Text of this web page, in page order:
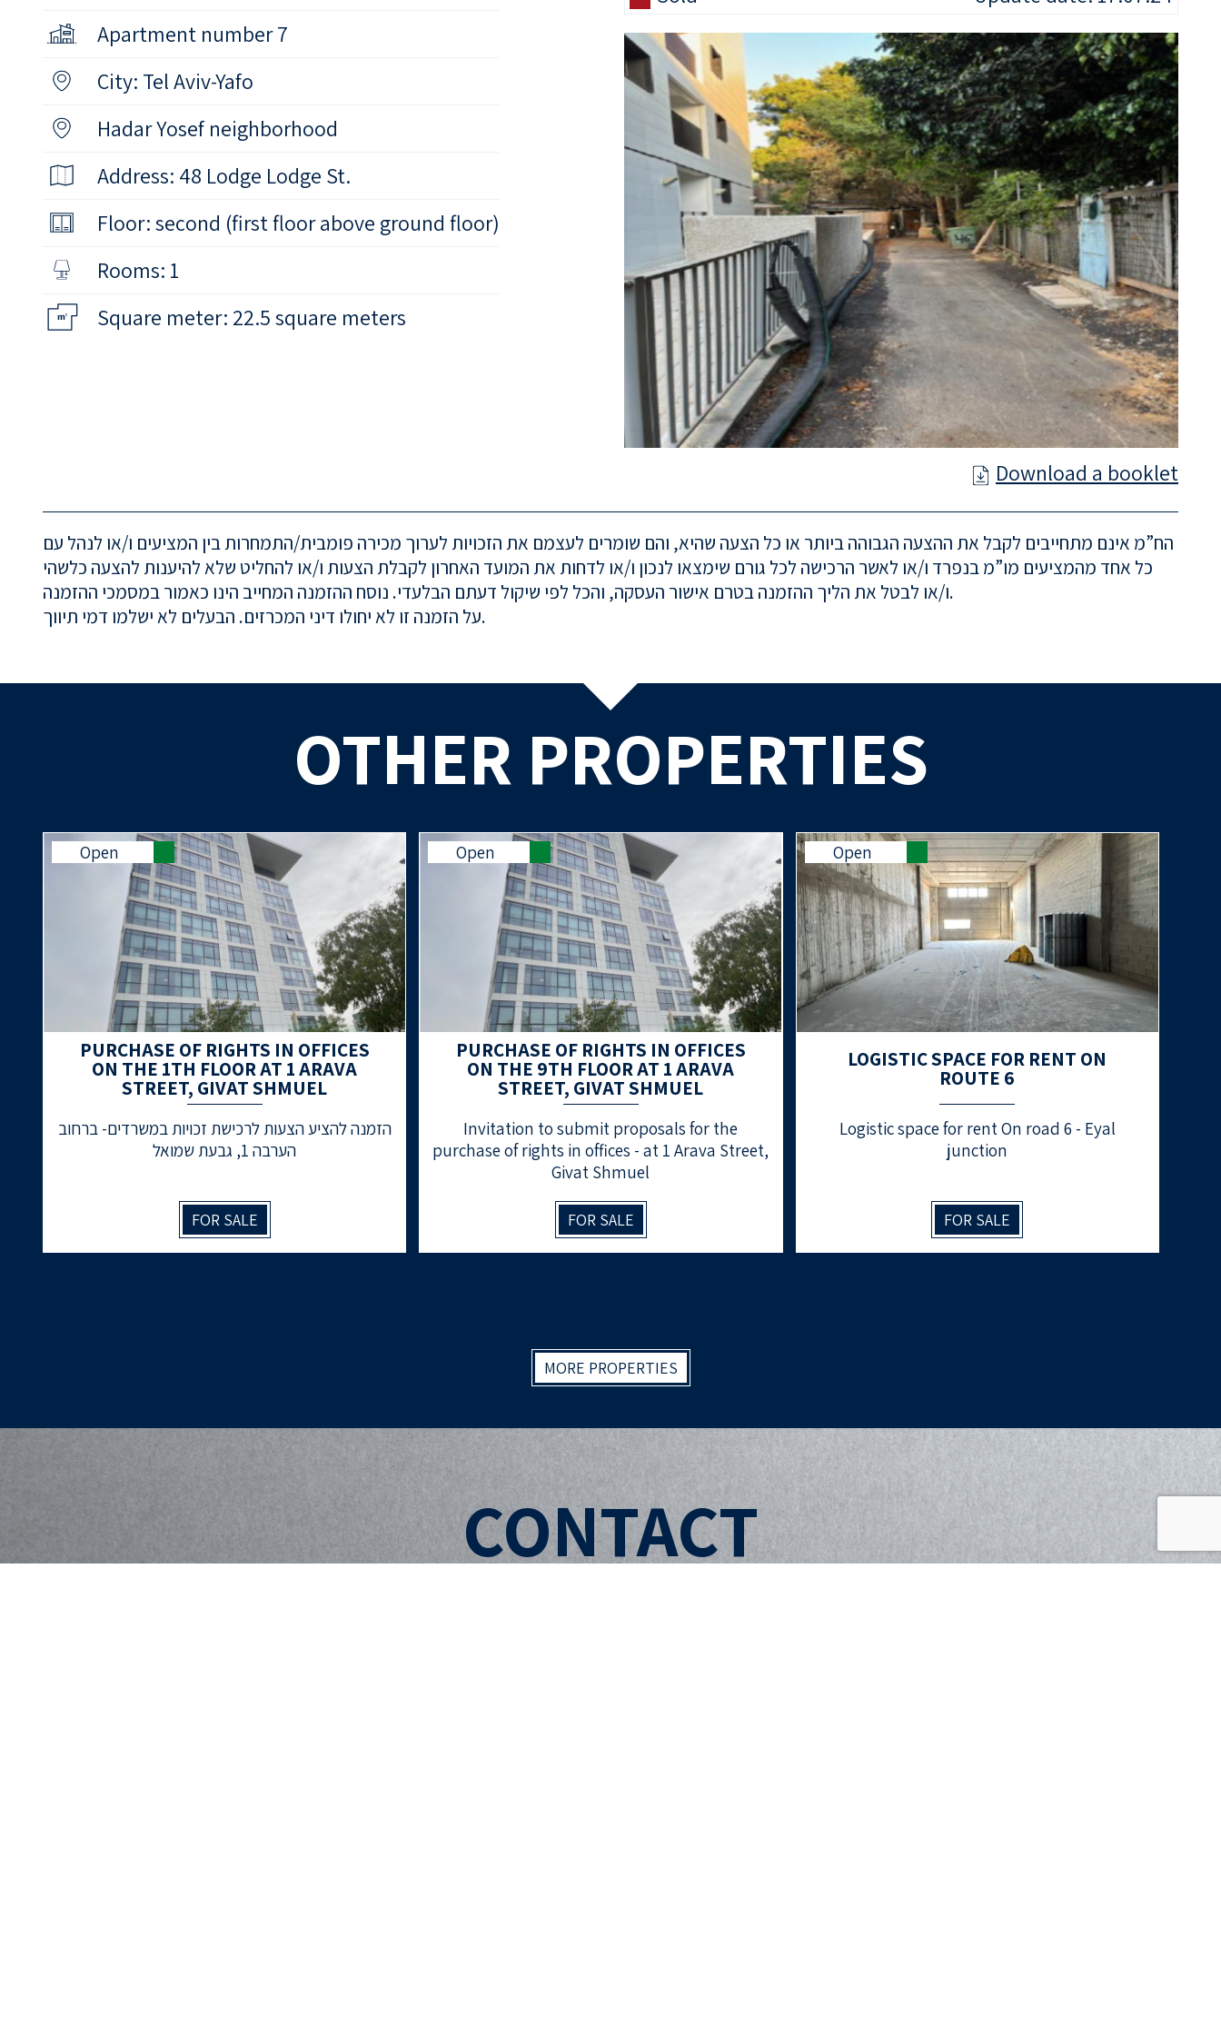
Apartment number 7
City: Tel Aviv-Yafo
Hadar Yosef neighborhood
Address: 48 Lodge Lodge St.
Floor: second (first floor above ground floor)
Rooms: 1
Square meter: 22.5 square meters
Download a booklet
הח”מ אינם מתחייבים לקבל את ההצעה הגבוהה ביותר או כל הצעה שהיא, והם שומרים לעצמם את הזכויות לערוך מכירה פומבית/התמחרות בין המציעים ו/או לנהל עם
כל אחד מהמציעים מו”מ בנפרד ו/או לאשר הרכישה לכל גורם שימצאו לנכון ו/או לדחות את המועד האחרון לקבלת הצעות ו/או להחליט שלא להיענות להצעה כלשהי
ו/או לבטל את הליך ההזמנה בטרם אישור העסקה, והכל לפי שיקול דעתם הבלעדי. נוסח ההזמנה המחייב הינו כאמור במסמכי ההזמנה.
על הזמנה זו לא יחולו דיני המכרזים. הבעלים לא ישלמו דמי תיווך.
OTHER PROPERTIES
Open
PURCHASE OF RIGHTS IN OFFICES
ON THE 1TH FLOOR AT 1 ARAVA
STREET, GIVAT SHMUEL
הזמנה להציע הצעות לרכישת זכויות במשרדים- ברחוב
הערבה 1, גבעת שמואל
FOR SALE
Open
PURCHASE OF RIGHTS IN OFFICES
ON THE 9TH FLOOR AT 1 ARAVA
STREET, GIVAT SHMUEL
Invitation to submit proposals for the
purchase of rights in offices - at 1 Arava Street,
Givat Shmuel
FOR SALE
Open
LOGISTIC SPACE FOR RENT ON
ROUTE 6
Logistic space for rent On road 6 - Eyal
junction
FOR SALE
MORE PROPERTIES
CONTACT